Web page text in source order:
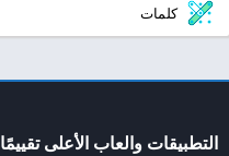
كلمات
التطبيقات والعاب الأعلى تقييمًا